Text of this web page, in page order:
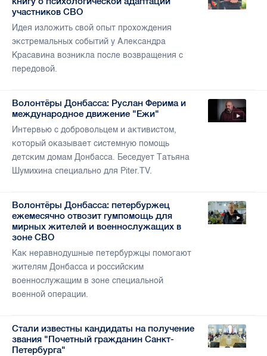
участников СВО
Идея изложить свой опыт прохождения
экстремальных событий у Александра
Красавина возникла после возвращения с
передовой.
Волонтёры Донбасса: Руслан Ферима и
международное движение "Ежи"
Интервью с добровольцем и активистом,
который оказывает системную помощь
детским домам Донбасса. Беседует Татьяна
Шумихина специально для Piter.TV.
Волонтёры Донбасса: петербуржец
ежемесячно отвозит гумпомощь для
мирных жителей и военнослужащих в
зоне СВО
Как неравнодушные петербуржцы помогают
жителям Донбасса и российским
военнослужащим в зоне специальной
военной операции.
Стали известны кандидаты на получение
звания "Почетный гражданин Санкт-
Петербурга"